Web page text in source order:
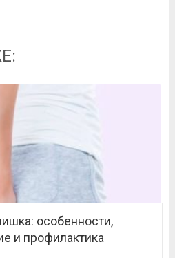
особенности,
и профилактика